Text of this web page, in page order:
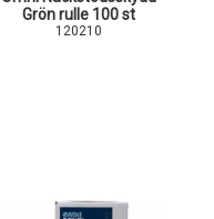
Grön rulle 100 st
120210